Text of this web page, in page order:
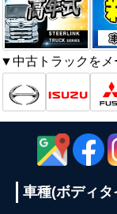
▼中古トラックをメ
車種(ボディタ